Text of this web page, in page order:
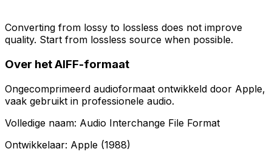
Converting from lossy to lossless does not improve
quality. Start from lossless source when possible.
Over het AIFF-formaat
Ongecomprimeerd audioformaat ontwikkeld door Apple,
vaak gebruikt in professionele audio.
Volledige naam: Audio Interchange File Format
Ontwikkelaar: Apple (1988)